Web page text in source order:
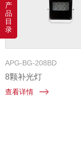
APG-BG-208BD
8颗补光灯
查看详情
产
品
目
录